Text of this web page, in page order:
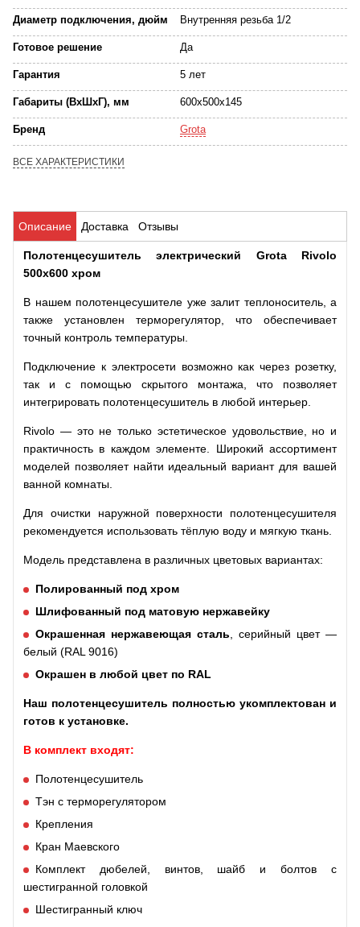
Диаметр подключения, дюйм Внутренняя резьба 1/2
Готовое решение Да
Гарантия 5 лет
Габариты (ВхШхГ), мм 600x500x145
Бренд Grota
ВСЕ ХАРАКТЕРИСТИКИ
Описание Доставка Отзывы
Полотенцесушитель электрический Grota Rivolo
500x600 хром
В нашем полотенцесушителе уже залит теплоноситель, а
также установлен терморегулятор, что обеспечивает
точный контроль температуры.
Подключение к электросети возможно как через розетку,
так и с помощью скрытого монтажа, что позволяет
интегрировать полотенцесушитель в любой интерьер.
Rivolo — это не только эстетическое удовольствие, но и
практичность в каждом элементе. Широкий ассортимент
моделей позволяет найти идеальный вариант для вашей
ванной комнаты.
Для очистки наружной поверхности полотенцесушителя
рекомендуется использовать тёплую воду и мягкую ткань.
Модель представлена в различных цветовых вариантах:
Полированный под хром
Шлифованный под матовую нержавейку
Окрашенная нержавеющая сталь , серийный цвет —
белый (RAL 9016)
Окрашен в любой цвет по RAL
Наш полотенцесушитель полностью укомплектован и
готов к установке.
В комплект входят:
Полотенцесушитель
Тэн с терморегулятором
Крепления
Кран Маевского
Комплект дюбелей, винтов, шайб и болтов с
шестигранной головкой
Шестигранный ключ